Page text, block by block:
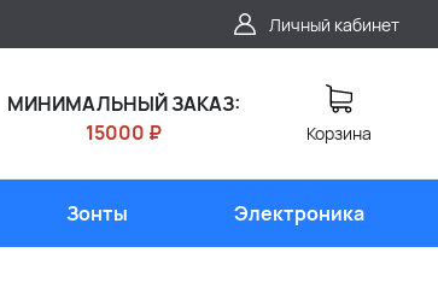
Личный кабинет
МИНИМАЛЬНЫЙ ЗАКАЗ:
15000 ₽
Корзина
Зонты Электроника